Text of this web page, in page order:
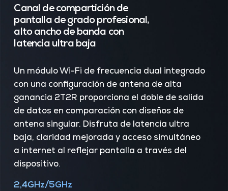
Canal de compartición de
pantalla de grado profesional,
alto ancho de banda con
latencia ultra baja
Un módulo Wi-Fi de frecuencia dual integrado
con una configuración de antena de alta
ganancia 2T2R proporciona el doble de salida
de datos en comparación con diseños de
antena singular. Disfruta de latencia ultra
baja, claridad mejorada y acceso simultáneo
a internet al reflejar pantalla a través del
dispositivo.
2,4GHz/5GHz